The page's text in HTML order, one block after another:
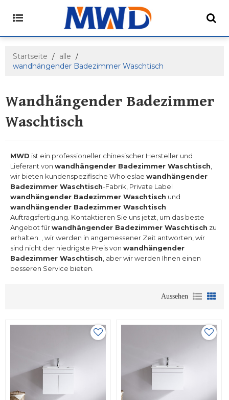
Startseite / alle /
wandhängender Badezimmer Waschtisch
Wandhängender Badezimmer
Waschtisch
MWD ist ein professioneller chinesischer Hersteller und
Lieferant von wandhängender Badezimmer Waschtisch
wir bieten kundenspezifische Wholeslae wandhängender
Badezimmer Waschtisch-Fabrik, Private Label
wandhängender Badezimmer Waschtisch und
wandhängender Badezimmer Waschtisch
Auftragsfertigung. Kontaktieren Sie uns jetzt, um das beste
Angebot fürwandhängender Badezimmer Waschtisch zu
erhalten. , wir werden in angemessener Zeit antworten, wir
sind nicht der niedrigste Preis von wandhängender
Badezimmer Waschtisch , aber wir werden Ihnen einen
besseren Service bieten.
Aussehen